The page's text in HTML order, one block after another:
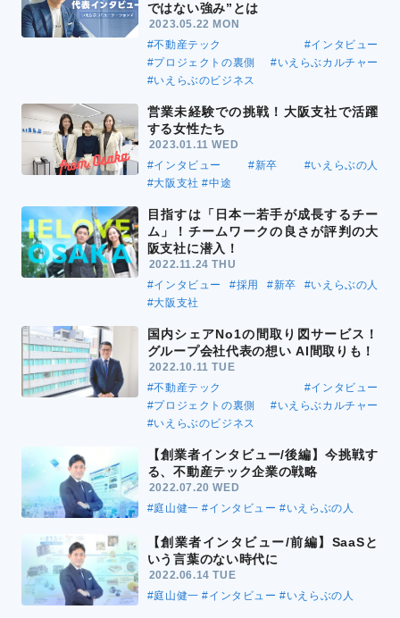
ではない強み”とは
2023.05.22 MON
#不動産テック
#インタビュー
#プロジェクトの裏側
#いえらぶカルチャー
#いえらぶのビジネス
営業未経験での挑戦！大阪支社で活躍
する女性たち
2023.01.11 WED
#インタビュー
#新卒
#いえらぶの人
#大阪支社 #中途
目指すは「日本一若手が成長するチー
ム」！チームワークの良さが評判の大
阪支社に潜入！
2022.11.24 THU
#インタビュー
#採用 #新卒
#いえらぶの人
#大阪支社
国内シェアNo1の間取り図サービス！
グループ会社代表の想い AI間取りも！
2022.10.11 TUE
#不動産テック
#インタビュー
#プロジェクトの裏側
#いえらぶカルチャー
#いえらぶのビジネス
【創業者インタビュー/後編】今挑戦す
る、不動産テック企業の戦略
2022.07.20 WED
#庭山健一 #インタビュー #いえらぶの人
【創業者インタビュー/前編】SaaSと
いう言葉のない時代に
2022.06.14 TUE
#庭山健一 #インタビュー #いえらぶの人